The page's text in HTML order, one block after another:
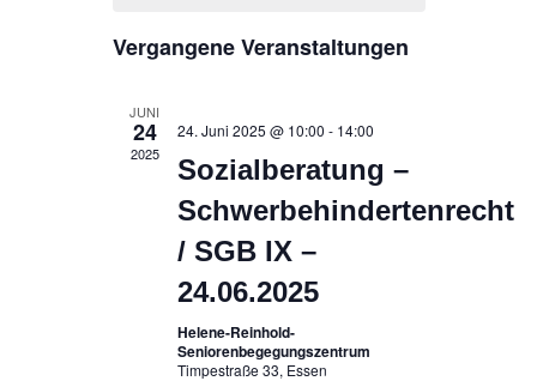
Navigation
Vergangene Veranstaltungen
JUNI
24
2025
24. Juni 2025 @ 10:00 - 14:00
Sozialberatung –
Schwerbehindertenrecht
/ SGB IX –
24.06.2025
Helene-Reinhold-
Seniorenbegegungszentrum
Timpestraße 33, Essen